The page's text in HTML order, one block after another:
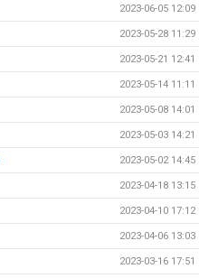
2023-06-05 12:09
2023-05-28 11:29
2023-05-21 12:41
2023-05-14 11:11
2023-05-08 14:01
2023-05-03 14:21
2023-05-02 14:45
2023-04-18 13:15
2023-04-10 17:12
2023-04-06 13:03
2023-03-16 17:51